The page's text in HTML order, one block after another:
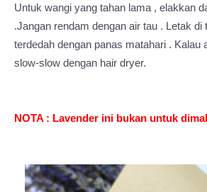
Untuk wangi yang tahan lama , elakkan
.Jangan rendam dengan air tau . Letak di
terdedah dengan panas matahari . Kalau
slow-slow dengan hair dryer.
NOTA : Lavender ini bukan untuk